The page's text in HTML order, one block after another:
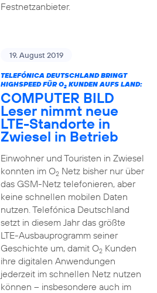
Festnetzanbieter.
19. August 2019
TELEFÓNICA DEUTSCHLAND BRINGT
HIGHSPEED FÜR O2KUNDEN AUFS LAND:
COMPUTER BILD
Leser nimmt neue
LTE-Standorte in
Zwiesel in Betrieb
Einwohner und Touristen in Zwiesel
konnten im O2Netz bisher nur über
das GSM-Netz telefonieren, aber
keine schnellen mobilen Daten
nutzen. Telefónica Deutschland
setzt in diesem Jahr das größte
LTE-Ausbauprogramm seiner
Geschichte um, damit O2Kunden
ihre digitalen Anwendungen
jederzeit im schnellen Netz nutzen
können – insbesondere auch im